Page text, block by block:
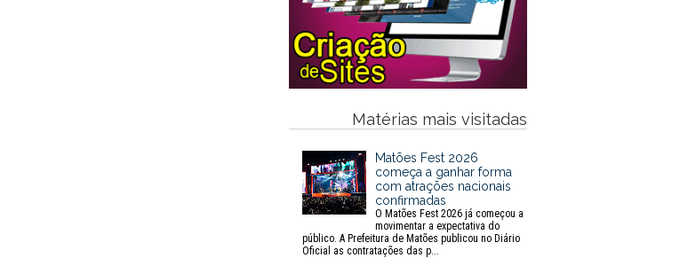
Matérias mais visitadas
Matões Fest 2026
começa a ganhar forma
com atrações nacionais
confirmadas
O Matões Fest 2026 já começou a
movimentar a expectativa do
público. A Prefeitura de Matões publicou no Diário
Oficial as contratações das p...